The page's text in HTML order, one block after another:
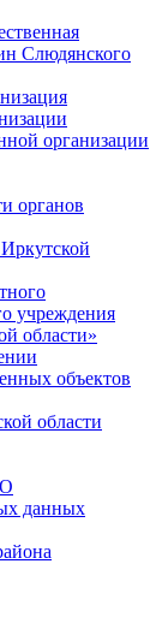
Слюдянского
организации
органов
учреждения
области»
объектов
области
данных